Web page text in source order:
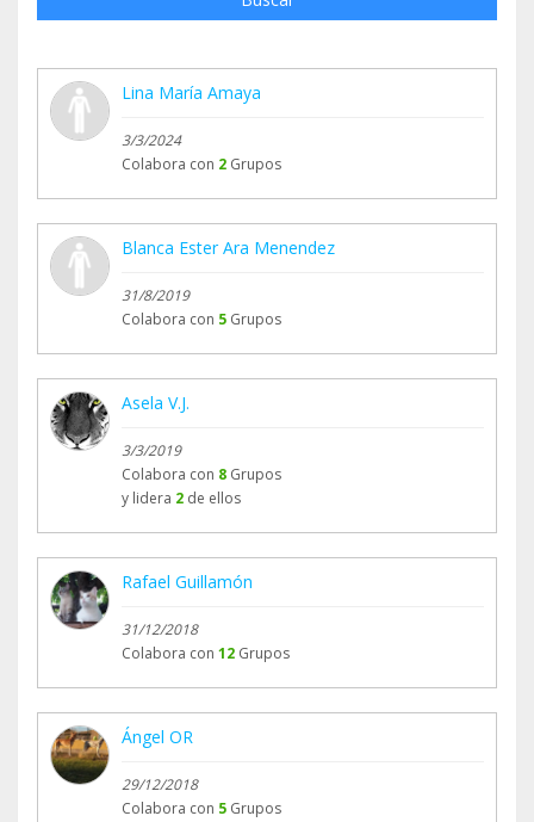
Lina María Amaya
3/3/2024
Colabora con 2 Grupos
Blanca Ester Ara Menendez
31/8/2019
Colabora con 5 Grupos
Asela V.J.
3/3/2019
Colabora con 8 Grupos
y lidera 2 de ellos
Rafael Guillamón
31/12/2018
Colabora con 12 Grupos
Ángel OR
29/12/2018
Colabora con 5 Grupos